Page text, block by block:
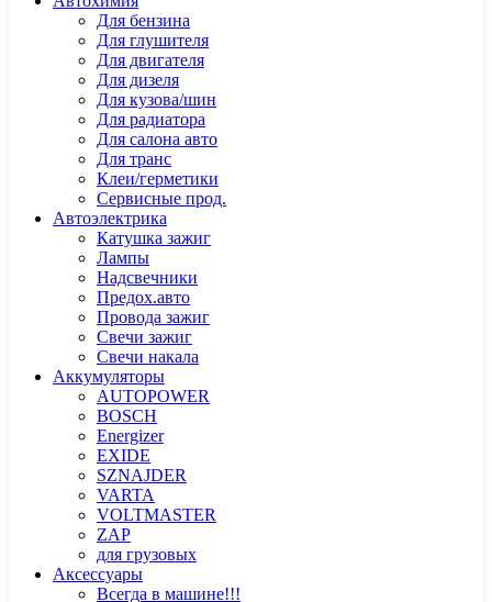
Для бензина
Для глушителя
Для двигателя
Для дизеля
Для кузова/шин
Для радиатора
Для салона авто
Для транс
Клеи/герметики
Сервисные прод.
Автоэлектрика
Катушка зажиг
Лампы
Надсвечники
Предох.авто
Провода зажиг
Свечи зажиг
Свечи накала
Аккумуляторы
AUTOPOWER
BOSCH
Energizer
EXIDE
SZNAJDER
VARTA
VOLTMASTER
ZAP
для грузовых
Аксессуары
Всегда в машине!!!